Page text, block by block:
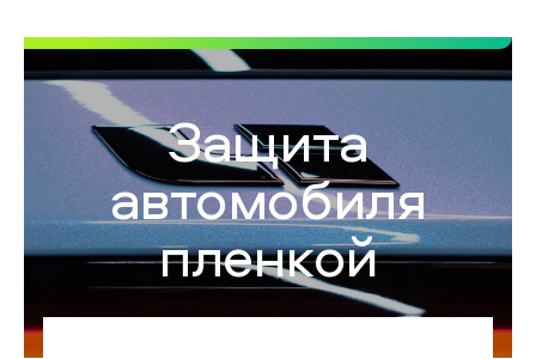
Защита
автомобиля
пленкой